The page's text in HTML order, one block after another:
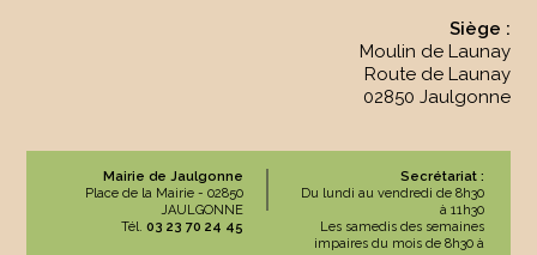
Siège :
Moulin de Launay
Route de Launay
02850 Jaulgonne
Mairie de Jaulgonne
Place de la Mairie - 02850
JAULGONNE
Tél. 03 23 70 24 45
Secrétariat :
Du lundi au vendredi de 8h30
à 11h30
Les samedis des semaines
impaires du mois de 8h30 à